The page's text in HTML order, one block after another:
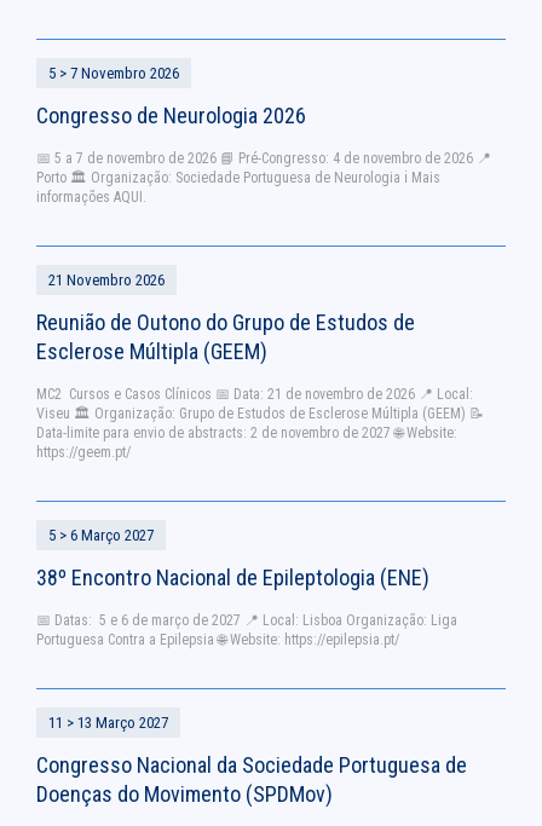
5 > 7 Novembro 2026
Congresso de Neurologia 2026
📅 5 a 7 de novembro de 2026 📘 Pré-Congresso: 4 de novembro de 2026 📍
Porto 🏛️ Organização: Sociedade Portuguesa de Neurologia ℹ️ Mais
informações AQUI.
21 Novembro 2026
Reunião de Outono do Grupo de Estudos de
Esclerose Múltipla (GEEM)
MC2 Cursos e Casos Clínicos 📅 Data: 21 de novembro de 2026 📍 Local:
Viseu 🏛 Organização: Grupo de Estudos de Esclerose Múltipla (GEEM) 📝
Data-limite para envio de abstracts: 2 de novembro de 2027 🌐 Website:
https://geem.pt/
5 > 6 Março 2027
38º Encontro Nacional de Epileptologia (ENE)
📅 Datas: 5 e 6 de março de 2027 📍 Local: Lisboa Organização: Liga
Portuguesa Contra a Epilepsia 🌐 Website: https://epilepsia.pt/
11 > 13 Março 2027
Congresso Nacional da Sociedade Portuguesa de
Doenças do Movimento (SPDMov)